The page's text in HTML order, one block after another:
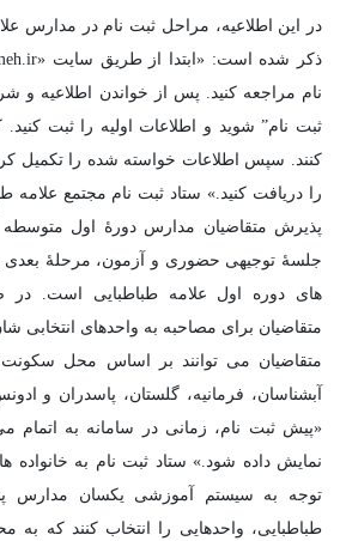
در این اطلاعیه، مراحل ثبت نام در مدارس
نام مراجعه کنید. پس از خواندن اطلاعیه و
ثبت نام” شوید و اطلاعات اولیه را ثبت
کنند. سپس اطلاعات خواسته شده را تکمیل
را دریافت کنید.» ستاد ثبت نام مجتمع علامه
پذیرش متقاضیان مدارس دورۀ اول
جلسۀ توجیهی حضوری و آزمون، مرحلۀ بعدی
های دوره اول علامه طباطبایی است. در
متقاضیان برای مصاحبه به واحدهای
متقاضیان می توانند بر اساس محل سکونت
آبشناسان، فرمانیه، گلستان، پاسدران و
«پیش ثبت نام، زمانی در سامانه به
نمایش داده شود.» ستاد ثبت نام به خانواده
توجه به سیستم آموزشی یکسان مدارس
طباطبایی، واحدهایی را انتخاب کنند که